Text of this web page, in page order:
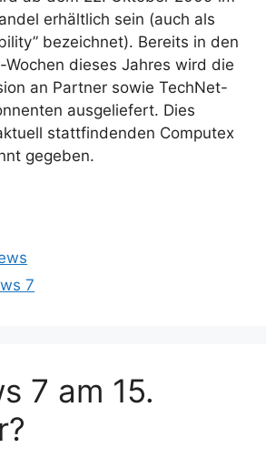
erhältlich sein (auch als
bezeichnet). Bereits in den
dieses Jahres wird die
an Partner sowie TechNet-
ausgeliefert. Dies
stattfindenden Computex
gegeben.
7
7 am 15.